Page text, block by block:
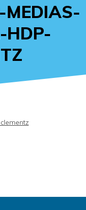
MEDIAS-
HDP-